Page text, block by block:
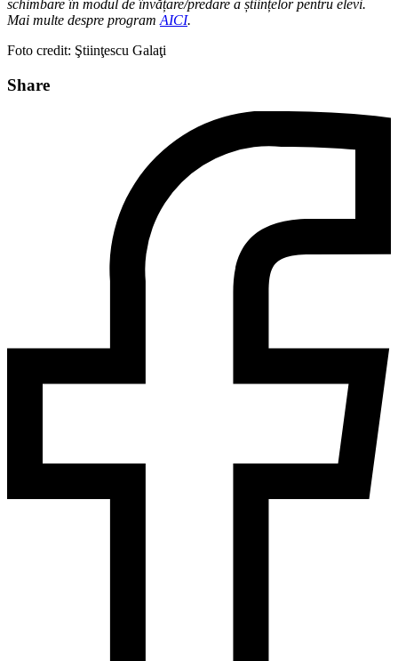
schimbare în modul de învățare/predare a științelor pentru elevi.
Mai multe despre program AICI.
Foto credit: Ştiinţescu Galaţi
Share